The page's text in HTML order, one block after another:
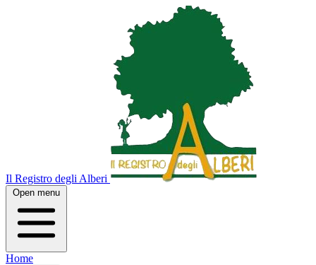
Il Registro degli Alberi
Open menu
Home